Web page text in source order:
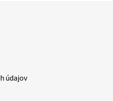
údajov